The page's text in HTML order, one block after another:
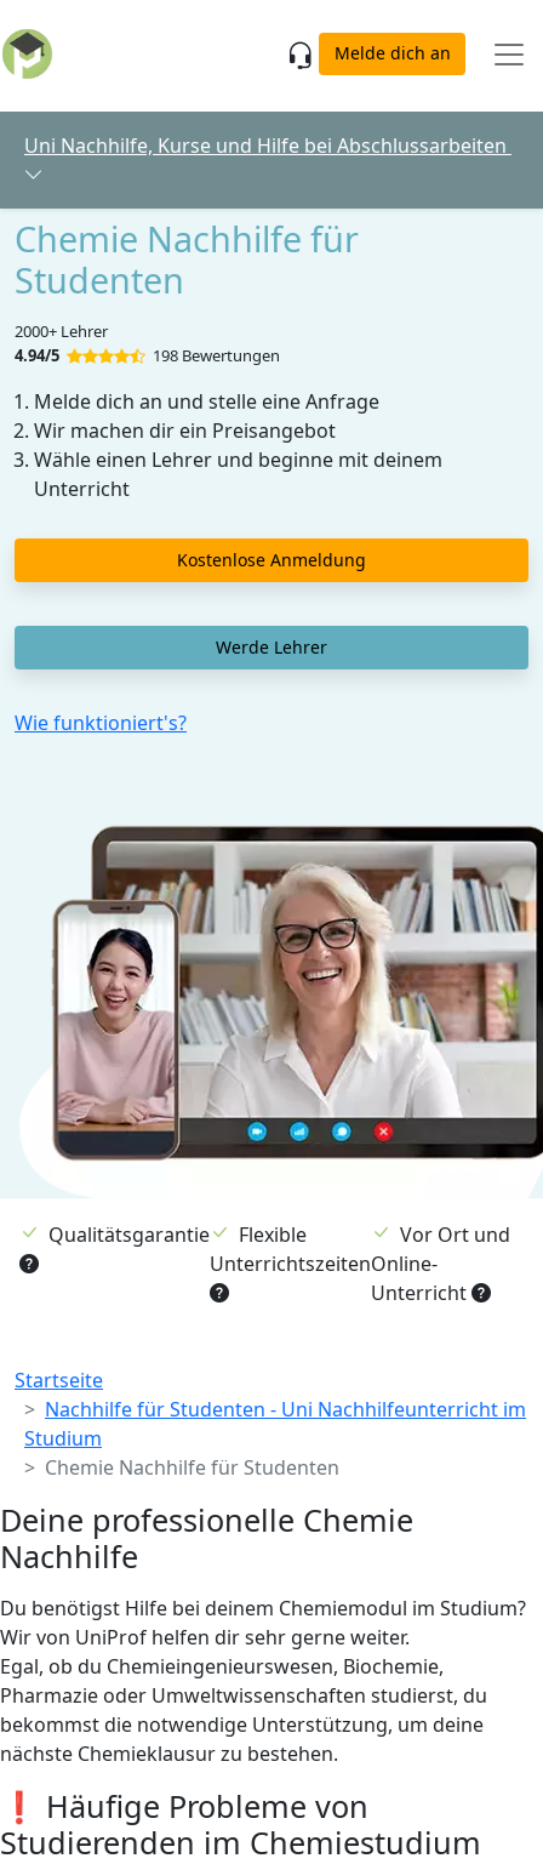
Melde dich an
Uni Nachhilfe, Kurse und Hilfe bei Abschlussarbeiten
Chemie Nachhilfe für
Studenten
2000+ Lehrer
4.94/5
198 Bewertungen
Melde dich an und stelle eine Anfrage
Wir machen dir ein Preisangebot
Wähle einen Lehrer und beginne mit deinem
Unterricht
Kostenlose Anmeldung
Werde Lehrer
Wie funktioniert's?
Qualitätsgarantie
Flexible
Unterrichtszeiten
Vor Ort und
Online-
Unterricht
Breadcrumb
Startseite
Nachhilfe für Studenten - Uni Nachhilfeunterricht im
Studium
Chemie Nachhilfe für Studenten
Deine professionelle Chemie
Nachhilfe
Du benötigst Hilfe bei deinem Chemiemodul im Studium?
Wir von UniProf helfen dir sehr gerne weiter.
Egal, ob du Chemieingenieurswesen, Biochemie,
Pharmazie oder Umweltwissenschaften studierst, du
bekommst die notwendige Unterstützung, um deine
nächste Chemieklausur zu bestehen.
❗ Häufige Probleme von
Studierenden im Chemiestudium